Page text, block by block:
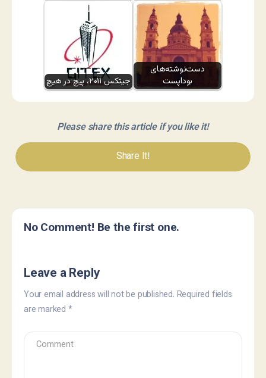
جیتکس ۲۰۱۱، پیچ در هیچ
دست‌نوشته‌های
بوداپست
Please share this article if you like it!
Share It!
No Comment! Be the first one.
Leave a Reply
Your email address will not be published. Required fields
are marked *